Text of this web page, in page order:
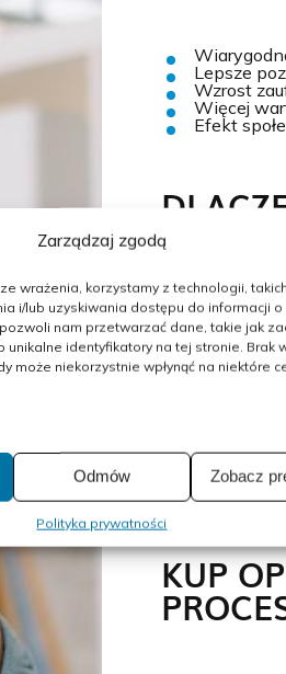
Zarządzaj zgodą
wrażenia, korzystamy z technologii,
i/lub uzyskiwania dostępu do informacji o
nam przetwarzać dane, takie jak
identyfikatory na tej stronie. Brak
może niekorzystnie wpłynąć na niektóre
Odmów Zobacz
Polityka prywatności
Lepsze
Wzrost
Więcej
Efekt
BOW24to
pisać opinie,
tworzymy
strategii,
Zgodność
komentarzy.
KUP